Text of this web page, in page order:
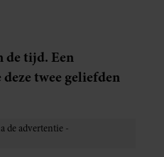
de tijd. Een
twee geliefden